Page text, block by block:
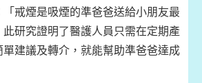
「戒煙是吸煙的準爸爸送給小朋友最
研究證明了醫護人員只需在定期產
建議及轉介，就能幫助準爸爸達成